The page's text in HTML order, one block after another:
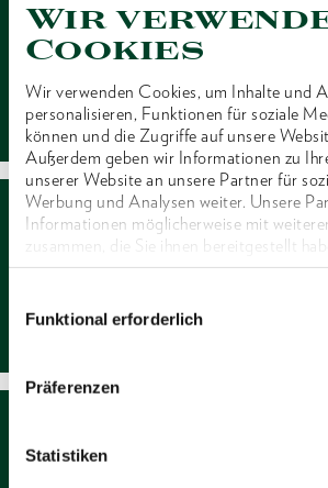
Wir
Cookies
Wir verwenden Cookies, um Inhalte und
personalisieren, Funktionen für soziale
können und die Zugriffe auf unsere
Außerdem geben wir Informationen zu
unserer Website an unsere Partner für
Werbung und Analysen weiter. Unsere
Informationen möglicherweise mit
zusammen, die Sie ihnen bereitgestellt
Rahmen Ihrer Nutzung der Dienste
Funktional erforderlich
Präferenzen
Statistiken
Kontakt
Newsletter